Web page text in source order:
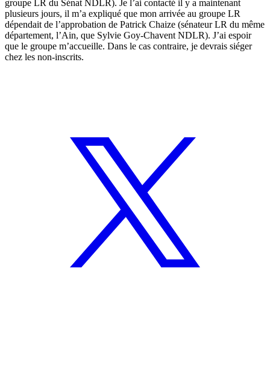
groupe LR du Sénat NDLR). Je l’ai contacté il y a maintenant
plusieurs jours, il m’a expliqué que mon arrivée au groupe LR
dépendait de l’approbation de Patrick Chaize (sénateur LR du même
département, l’Ain, que Sylvie Goy-Chavent NDLR). J’ai espoir
que le groupe m’accueille. Dans le cas contraire, je devrais siéger
chez les non-inscrits.